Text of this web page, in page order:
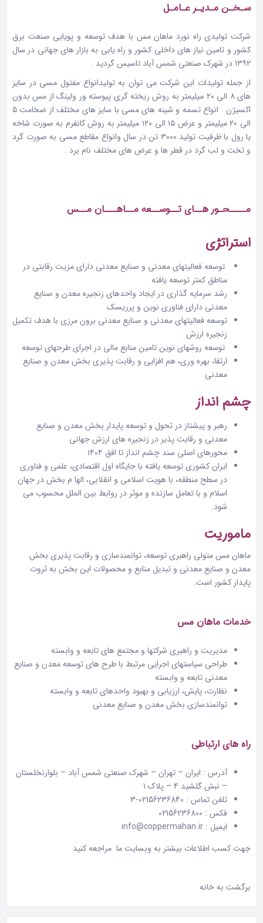
سـخـن مـدیـر عـامـل
شرکت تولیدی راه نورد ماهان مس با هدف توسعه و پویایی صنعت برق
کشور و تامین نیاز های داخلی کشور و راه یابی به بازار های جهانی در سال
۱۳۹۲ در شهرک صنعتی شمس آباد تاسیس گردید .
از جمله تولیدات این شرکت می توان به تولیدانواع مفتول مسی در سایز
های ۸ الی ۲۰ میلیمتر به روش ریخته گری پیوسته ور ولینگ از مس بدون
اکسیژن . انواع تسمه و شینه های مسی با سایز های مختلف از ضخامت ۵
الی ۲۰ میلیمتر و عرض ۱۵ الی ۱۲۰ میلیمتر به روش کانفرم به صورت شاخه
یا رول با ظرفیت تولید ۳۰۰۰ تن در سال وانواع مقاطع مسی به صورت گرد
و تخت و لب گرد در قطر ها و عرض های مختلف نام برد .
مــــحـور هــای تــوســعه مــاهـــان مــس
استراتژی
توسعه فعالیتهای معدنی و صنایع معدنی دارای مزیت رقابتی در
مناطق کمتر توسعه یافته
رشد سرمایه گذاری در ایجاد واحدهای زنجیره معدن و صنایع
معدنی دارای فناوری نوین و پرریسک
توسعه فعالیتهای معدنی و صنایع معدنی برون مرزی با هدف تکمیل
زنجیره ارزش
توسعه روشهای نوین تامین منابع مالی در اجرای طرحهای توسعه
ارتقا، بهره وری، هم افزایی و رقابت پذیری بخش معدن و صنایع
معدنی
چشم انداز
رهبر و پیشتاز در تحول و توسعه پایدار بخش معدن و صنایع
معدنی و رقابت پذیر در زنجیره های ارزش جهانی
محورهای اصلی سند چشم انداز تا افق ۱۴۰۴
ایران کشوری توسعه یافته با جایگاه اول اقتصادی، علمی و فناوری
در سطح منطقه، با هویت اسلامی و انقلابی، الها م بخش در جهان
اسلام و با تعامل سازنده و موثر در روابط بین الملل محسوب می
شود.
ماموریت
ماهان مس متولی راهبری توسعه، توانمندسازی و رقابت پذیری بخش
معدن و صنایع معدنی و تبدیل منابع و محصولات این بخش به ثروت
پایدار کشور است.
خدمات ماهان مس
مدیریت و راهبری شرکتها و مجتمع های تابعه و وابسته
طراحی سیاستهای اجرایی مرتبط با طرح های توسعه معدن و صنایع
معدنی تابعه و وابسته
نظارت، پایش، ارزیابی و بهبود واحدهای تابعه و وابسته
توانمندسازی بخش معدن و صنایع معدنی
راه های ارتباطی
آدرس : ایران – تهران – شهرک صنعتی شمس آباد – بلوارنخلستان
– نبش گلشید ۴ – پلاک ۱
تلفن تماس : 02156236840-3
فکس : 02156236800
ایمیل : info@coppermahan.ir
جهت کسب اطلاعات بیشتر به وبسایت ما مراجعه کنید
برگشت به خانه